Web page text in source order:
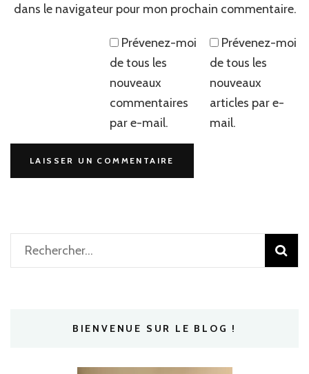
dans le navigateur pour mon prochain commentaire.
Prévenez-moi
de tous les
nouveaux
commentaires
par e-mail.
Prévenez-moi
de tous les
nouveaux
articles par e-
mail.
Rechercher :
BIENVENUE SUR LE BLOG !